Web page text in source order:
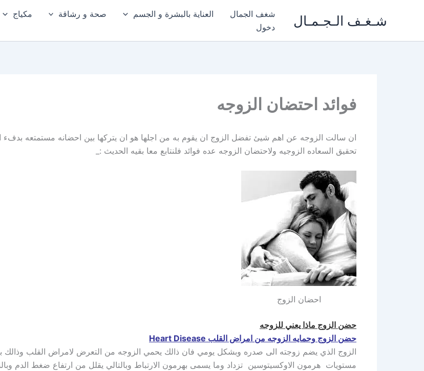
شـغـف الـجـمـال شغف الجمال العناية بالبشرة و الجسم صحة و رشاقة مكياج
دخول
فوائد احتضان الزوجه
ان سالت الزوجه عن اهم شيئ تفضل الزوج ان يقوم به من اجلها هو ان يتركها بين احضانه مستمتعه
تحقيق السعاده الزوجيه ولاحتضان الزوجه عده فوائد فلنتابع معا بقيه الحديث :_
احضان الزوج
حضن الزوج ماذا يعني للزوجه
حضن الزوج وحمايه الزوجه من امراض القلب Heart Disease
الزوج الذي يضم زوجته الى صدره وبشكل يومي فان ذالك يحمي الزوجه من التعرض لامراض القلب وذالك
مستويات هرمون الاوكسيتوسين تزداد وما يسمى بهرمون الارتباط وبالتالي يقلل من ارتفاع ضغط الدم